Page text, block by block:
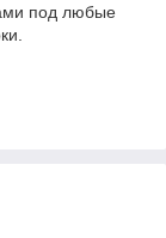
под любые